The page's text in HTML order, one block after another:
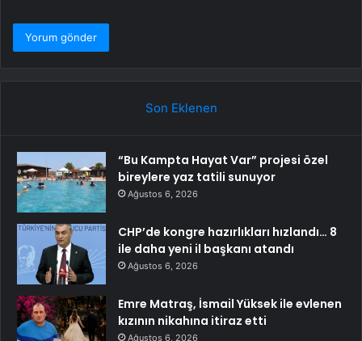
Son Eklenen
“Bu Kampta Hayat Var” projesi özel
bireylere yaz tatili sunuyor
Ağustos 6, 2026
CHP’de kongre hazırlıkları hızlandı… 8
ile daha yeni il başkanı atandı
Ağustos 6, 2026
Emre Matraş, İsmail Yüksek ile evlenen
kızının nikahına itiraz etti
Ağustos 6, 2026